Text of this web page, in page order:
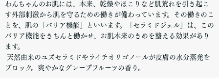
わんちゃんのお肌には、本来、乾燥やほこりなど肌荒れを引き起こ
す外部刺激から肌を守るための働きが備わっています。その働きのこ
とを、肌の「バリア機能」といいます。「セラミドジェル」は、この
バリア機能をきちんと働かせ、お肌本来のきめを整える効果があり
ます。
天然由来のユズセラミドやライチオリゴノールが皮膚の水分蒸発を
ブロック。爽やかなグレープフルーツの香り。